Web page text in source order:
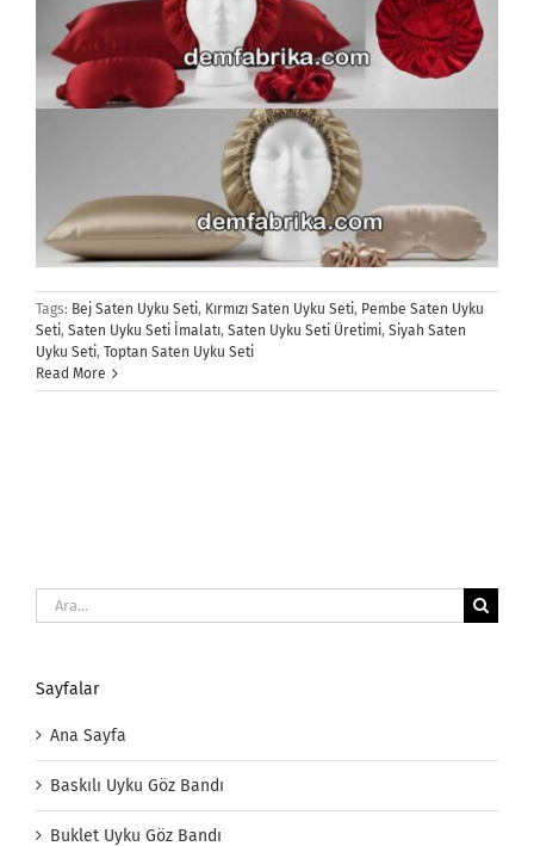
Tags: Bej Saten Uyku Seti, Kırmızı Saten Uyku Seti, Pembe Saten Uyku
Seti, Saten Uyku Seti İmalatı, Saten Uyku Seti Üretimi, Siyah Saten
Uyku Seti, Toptan Saten Uyku Seti
Read More
Ara:
Sayfalar
Ana Sayfa
Baskılı Uyku Göz Bandı
Buklet Uyku Göz Bandı